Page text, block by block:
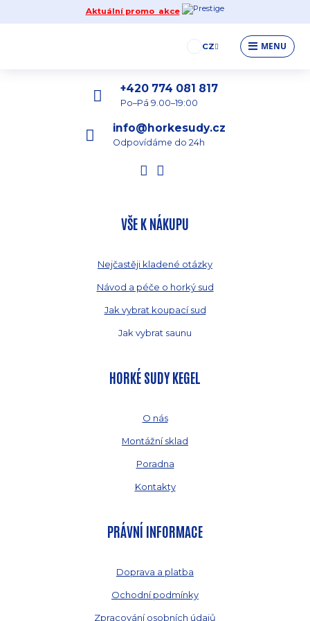
Aktuální promo akce
CZ MENU
+420 774 081 817
Po–Pá 9.00–19:00
info@horkesudy.cz
Odpovídáme do 24h
VŠE K NÁKUPU
Nejčastěji kladené otázky
Návod a péče o horký sud
Jak vybrat koupací sud
Jak vybrat saunu
HORKÉ SUDY KEGEL
O nás
Montážní sklad
Poradna
Kontakty
PRÁVNÍ INFORMACE
Doprava a platba
Ochodní podmínky
Zpracování osobních údajů